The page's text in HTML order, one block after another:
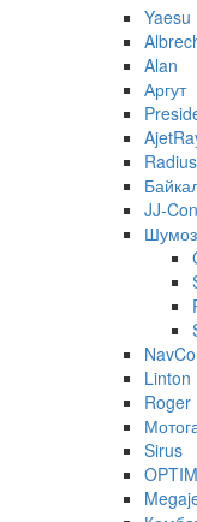
Yaesu
Alan
Аргут
JJ-
Linton
Roger
Sirus
OPTIM